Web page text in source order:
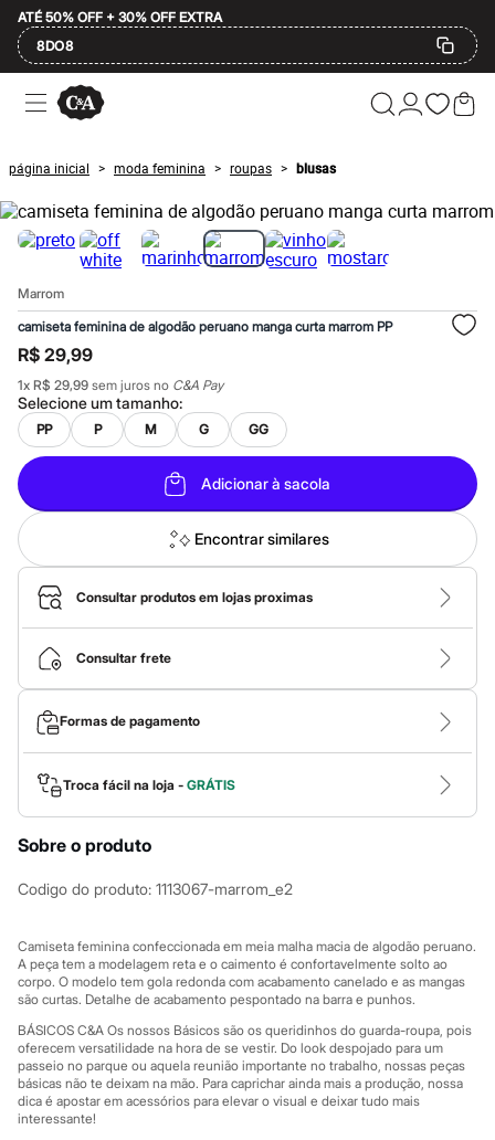
ATÉ 50% OFF + 30% OFF EXTRA
8DO8
Ofertas
Compre por Departamento
Masculino
Infantil
Calçados
Mindse7
Plus Size
Até 20% off
Até 60% off
A partir de 60% off
Feminino
Em alta
Inverno
Alfaiataria
Novidades
Roupas
Blusas e Camisetas
Básicos
Calças
Casacos e Jaquetas
Jeans
Macacões
Saias
Shorts e Bermudas
Vestidos
Bolsas
Bonés e Chapéus
Bijoux
Cintos
Óculos
Relógios
Calçados
Botas
Chinelos
Rasteirinhas
Sandálias
Sapatilhas
Tênis
City
Clock House
Mindset
Sawary
Moda esportiva
Acessórios
Blusas
Calçados
Leggings
página inicial > moda feminina > roupas > blusas
Marrom
camiseta feminina de algodão peruano manga curta marrom PP
R$ 29,99
1x R$ 29,99 sem juros no C&A Pay
Selecione umtamanho:
PP P M G GG
Adicionar à sacola
Encontrar similares
Consultar produtos em lojas proximas
Consultar frete
Formas de pagamento
Troca fácil na loja - GRÁTIS
Sobre o produto
Codigo do produto: 1113067-marrom_e2
Camiseta feminina confeccionada em meia malha macia de algodão peruano.
A peça tem a modelagem reta e o caimento é confortavelmente solto ao
corpo. O modelo tem gola redonda com acabamento canelado e as mangas
são curtas. Detalhe de acabamento pespontado na barra e punhos.
BÁSICOS C&A Os nossos Básicos são os queridinhos do guarda-roupa, pois
oferecem versatilidade na hora de se vestir. Do look despojado para um
passeio no parque ou aquela reunião importante no trabalho, nossas peças
básicas não te deixam na mão. Para caprichar ainda mais a produção, nossa
dica é apostar em acessórios para elevar o visual e deixar tudo mais
interessante!